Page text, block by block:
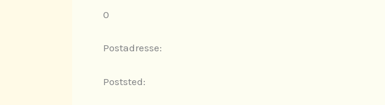
0
Postadresse:
Poststed: